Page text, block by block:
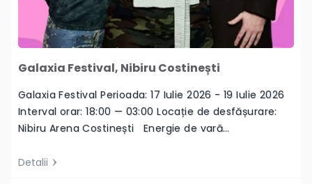
Galaxia Festival, Nibiru Costinești
Galaxia Festival Perioada: 17 Iulie 2026 - 19 Iulie 2026
Interval orar: 18:00 — 03:00 Locație de desfășurare:
Nibiru Arena Costinești Energie de vară…
Detalii